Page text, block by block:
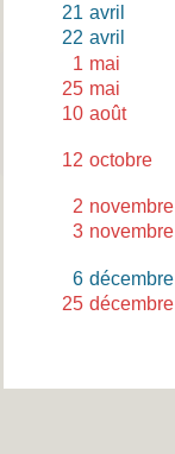
21 avril
22 avril
1 mai
25 mai
10 août
12 octobre
2 novembre
3 novembre
6 décembre
25 décembre